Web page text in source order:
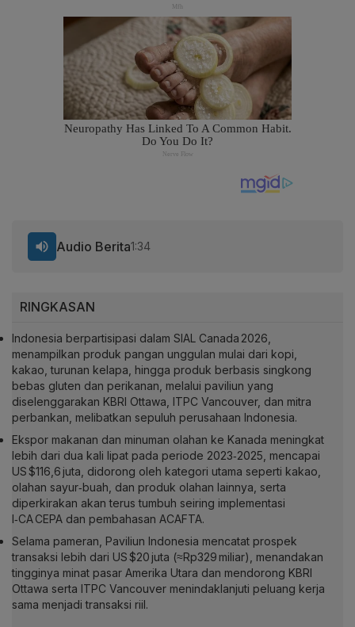
RINGKASAN
Indonesia berpartisipasi dalam SIAL Canada 2026,
menampilkan produk pangan unggulan mulai dari kopi,
kakao, turunan kelapa, hingga produk berbasis singkong
bebas gluten dan perikanan, melalui paviliun yang
diselenggarakan KBRI Ottawa, ITPC Vancouver, dan mitra
perbankan, melibatkan sepuluh perusahaan Indonesia.
Ekspor makanan dan minuman olahan ke Kanada meningkat
lebih dari dua kali lipat pada periode 2023‑2025, mencapai
US $116,6 juta, didorong oleh kategori utama seperti kakao,
olahan sayur‑buah, dan produk olahan lainnya, serta
diperkirakan akan terus tumbuh seiring implementasi
I‑CA CEPA dan pembahasan ACAFTA.
Selama pameran, Paviliun Indonesia mencatat prospek
transaksi lebih dari US $20 juta (≈Rp329 miliar), menandakan
tingginya minat pasar Amerika Utara dan mendorong KBRI
Ottawa serta ITPC Vancouver menindaklanjuti peluang kerja
sama menjadi transaksi riil.
Audio Berita1:34